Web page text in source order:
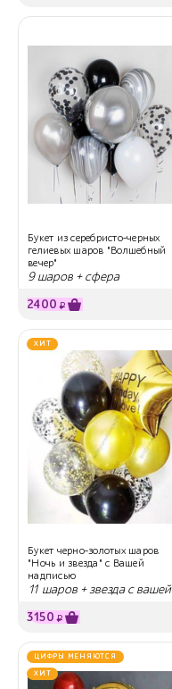
Букет из серебристо-черных
гелиевых шаров "Волшебный
вечер"
9 шаров + сфера
2400 ₽
ХИТ
Букет черно-золотых шаров
"Ночь и звезда" с Вашей
надписью
11 шаров + звезда с вашей
3150 ₽
ЦИФРЫ МЕНЯЮТСЯ
ХИТ